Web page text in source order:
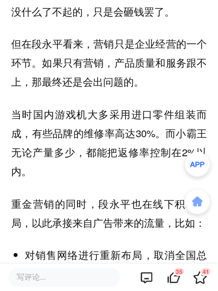
没什么了不起的，只是会砸钱罢了。
但在段永平看来，营销只是企业经营的一个
环节。如果只有营销，产品质量和服务跟不
上，那最终还是会出问题的。
当时国内游戏机大多采用进口零件组装而
成，有些品牌的维修率高达30%。而小霸王
无论产量多少，都能把返修率控制在2%以
内。
重金营销的同时，段永平也在线下积极布
局，以此承接来自广告带来的流量，比如：
对销售网络进行重新布局，取消全国总
经销制，在各个城市推行总代理制；
写评论... 35 41